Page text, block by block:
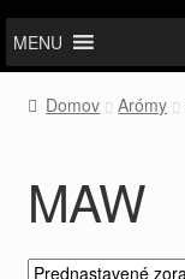
MENU
Domov Arómy
MAW